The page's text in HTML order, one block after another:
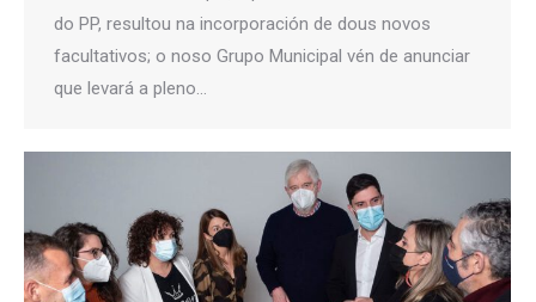
do PP, resultou na incorporación de dous novos
facultativos; o noso Grupo Municipal vén de anunciar
que levará a pleno…